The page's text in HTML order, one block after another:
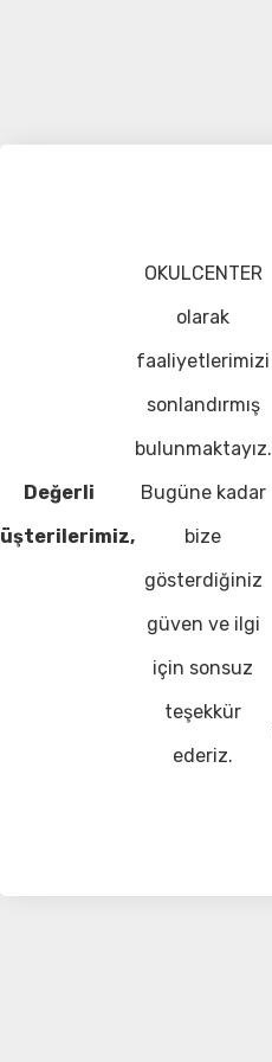
Değerli
OKULCENTER
olarak
faaliyetlerimizi
sonlandırmış
bulunmaktayız.
Bugüne kadar
bize
gösterdiğiniz
güven ve ilgi
için sonsuz
teşekkür
ederiz.